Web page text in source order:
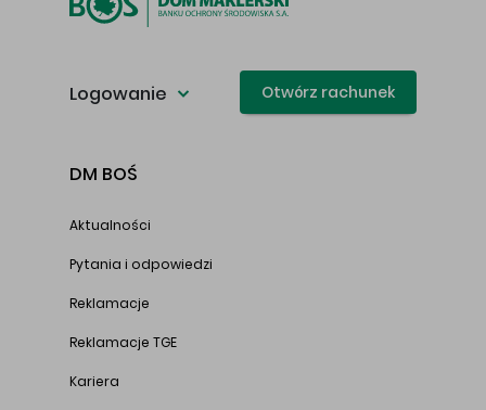
Logowanie Otwórz rachunek
DM BOŚ
Aktualności
Pytania i odpowiedzi
Reklamacje
Reklamacje TGE
Kariera